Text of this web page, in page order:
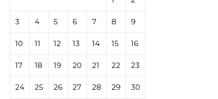
3 4 5 6 7 8 9
10 11 12 13 14 15 16
17 18 19 20 21 22 23
24 25 26 27 28 29 30